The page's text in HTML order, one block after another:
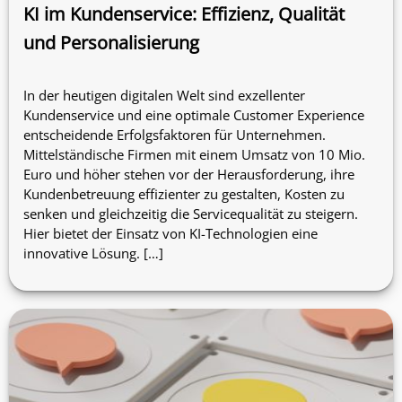
KI im Kundenservice: Effizienz, Qualität
und Personalisierung
In der heutigen digitalen Welt sind exzellenter
Kundenservice und eine optimale Customer Experience
entscheidende Erfolgsfaktoren für Unternehmen.
Mittelständische Firmen mit einem Umsatz von 10 Mio.
Euro und höher stehen vor der Herausforderung, ihre
Kundenbetreuung effizienter zu gestalten, Kosten zu
senken und gleichzeitig die Servicequalität zu steigern.
Hier bietet der Einsatz von KI-Technologien eine
innovative Lösung. […]